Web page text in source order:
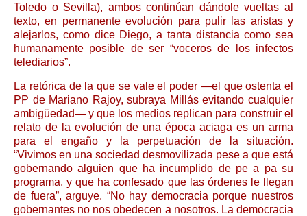
Toledo o Sevilla), ambos continúan dándole vueltas al
texto, en permanente evolución para pulir las aristas y
alejarlos, como dice Diego, a tanta distancia como sea
humanamente posible de ser “voceros de los infectos
telediarios”.
La retórica de la que se vale el poder —el que ostenta el
PP de Mariano Rajoy, subraya Millás evitando cualquier
ambigüedad— y que los medios replican para construir el
relato de la evolución de una época aciaga es un arma
para el engaño y la perpetuación de la situación.
“Vivimos en una sociedad desmovilizada pese a que está
gobernando alguien que ha incumplido de pe a pa su
programa, y que ha confesado que las órdenes le llegan
de fuera”, arguye. “No hay democracia porque nuestros
gobernantes no nos obedecen a nosotros. La democracia